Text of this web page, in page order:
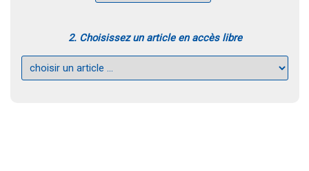
2. Choisissez un article en accès libre